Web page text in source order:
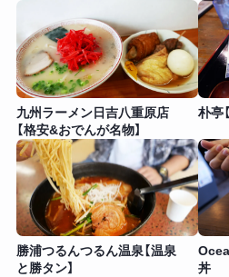
九州ラーメン日吉八重原店
【格安&おでんが名物】
朴亭
勝浦つるんつるん温泉【温泉
と勝タン】
丼